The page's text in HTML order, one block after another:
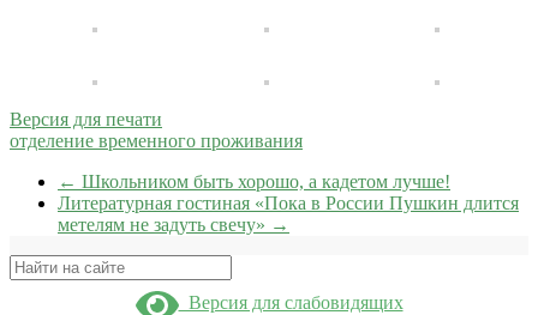
Версия для печати
отделение временного проживания
← Школьником быть хорошо, а кадетом лучше!
Литературная гостиная «Пока в России Пушкин длится
метелям не задуть свечу» →
Поиск
Версия для слабовидящих